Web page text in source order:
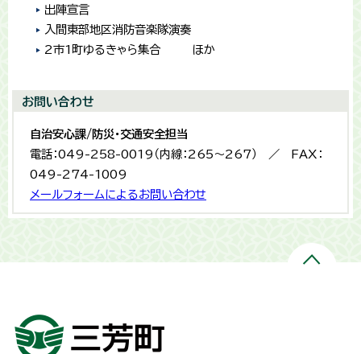
出陣宣言
入間東部地区消防音楽隊演奏
2市1町ゆるきゃら集合 ほか
お問い合わせ
自治安心課/防災・交通安全担当
電話：049-258-0019（内線：265〜267） ／ FAX：
049-274-1009
メールフォームによるお問い合わせ